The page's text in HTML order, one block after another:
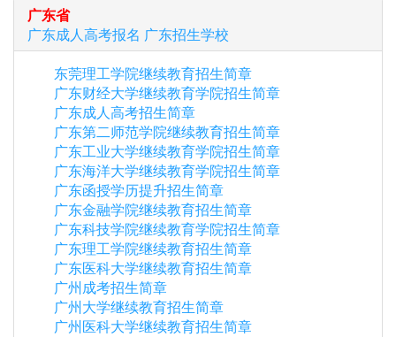
广东省
广东成人高考报名 广东招生学校
东莞理工学院继续教育招生简章
广东财经大学继续教育学院招生简章
广东成人高考招生简章
广东第二师范学院继续教育招生简章
广东工业大学继续教育学院招生简章
广东海洋大学继续教育学院招生简章
广东函授学历提升招生简章
广东金融学院继续教育招生简章
广东科技学院继续教育学院招生简章
广东理工学院继续教育招生简章
广东医科大学继续教育招生简章
广州成考招生简章
广州大学继续教育招生简章
广州医科大学继续教育招生简章